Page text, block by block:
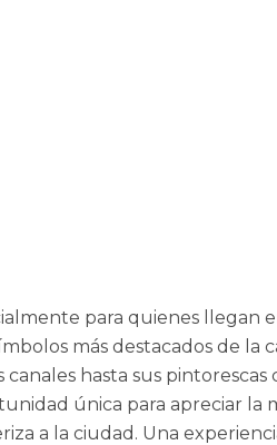
para quienes llegan
más destacados de la
hasta sus pintorescas
única para apreciar la
a la ciudad. Una